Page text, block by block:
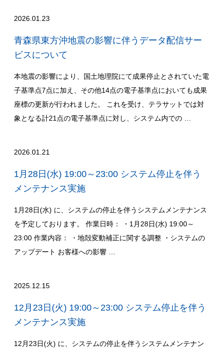
2026.01.23
青森県東方沖地震の影響に伴うデータ配信サー
ビスについて
本地震の影響により、国土地理院にて成果停止とされていた電
子基準点7点に加え、その他14点の電子基準点においても成果
座標の更新が行われました。 これを受け、テラサットでは対
象となる計21点の電子基準点に対し、システム内での …
2026.01.21
1月28日(水) 19:00～23:00 システム停止を伴う
メンテナンス実施
1月28日(水) に、システムの停止を伴うシステムメンテナンス
を予定しております。 作業日時： ・1月28日(水) 19:00～
23:00 作業内容： ・地殻変動補正に関する調整 ・システムの
アップデート お客様への影響 …
2025.12.15
12月23日(火) 19:00～23:00 システム停止を伴う
メンテナンス実施
12月23日(火) に、システムの停止を伴うシステムメンテナン